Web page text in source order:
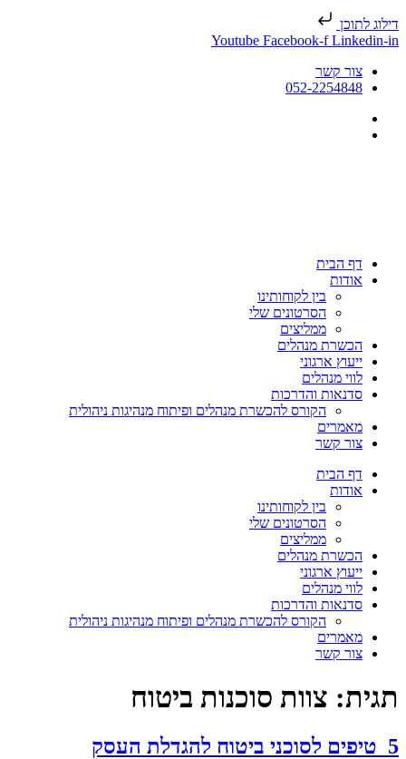
דילוג לתוכן
Youtube Facebook-f Linkedin-in
צור קשר
052-2254848
דף הבית
אודות
בין לקוחותינו
הסרטונים שלי
ממליצים
הכשרת מנהלים
ייעוץ ארגוני
לווי מנהלים
סדנאות והדרכות
הקורס להכשרת מנהלים ופיתוח מנהיגות ניהולית
מאמרים
צור קשר
דף הבית
אודות
בין לקוחותינו
הסרטונים שלי
ממליצים
הכשרת מנהלים
ייעוץ ארגוני
לווי מנהלים
סדנאות והדרכות
הקורס להכשרת מנהלים ופיתוח מנהיגות ניהולית
מאמרים
צור קשר
תגית: צוות סוכנות ביטוח
5 טיפים לסוכני ביטוח להגדלת העסק